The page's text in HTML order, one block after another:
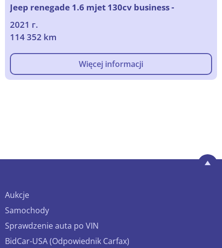
Jeep renegade 1.6 mjet 130cv business -
2021 г.
114 352 km
Więcej informacji
Aukcje
Samochody
Sprawdzenie auta po VIN
BidCar-USA (Odpowiednik Carfax)